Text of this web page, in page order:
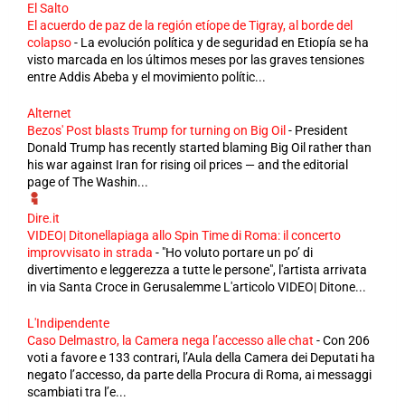
El Salto
El acuerdo de paz de la región etíope de Tigray, al borde del
colapso- La evolución política y de seguridad en Etiopía se ha
visto marcada en los últimos meses por las graves tensiones
entre Addis Abeba y el movimiento polític...
Alternet
Bezos' Post blasts Trump for turning on Big Oil - President
Donald Trump has recently started blaming Big Oil rather than
his war against Iran for rising oil prices — and the editorial
page of The Washin...
Dire.it
VIDEO| Ditonellapiaga allo Spin Time di Roma: il concerto
improvvisato in strada - "Ho voluto portare un po’ di
divertimento e leggerezza a tutte le persone", l'artista arrivata
in via Santa Croce in Gerusalemme L'articolo VIDEO| Ditone...
L'Indipendente
Caso Delmastro, la Camera nega l’accesso alle chat -Con 206
voti a favore e 133 contrari, l’Aula della Camera dei Deputati ha
negato l’accesso, da parte della Procura di Roma, ai messaggi
scambiati tra l’e...